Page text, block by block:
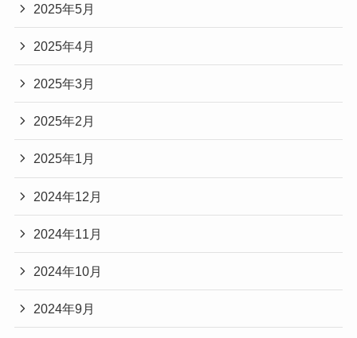
2025年5月
2025年4月
2025年3月
2025年2月
2025年1月
2024年12月
2024年11月
2024年10月
2024年9月